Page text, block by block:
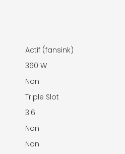
Actif (fansink)
360 W
Non
Triple Slot
3.6
Non
Non